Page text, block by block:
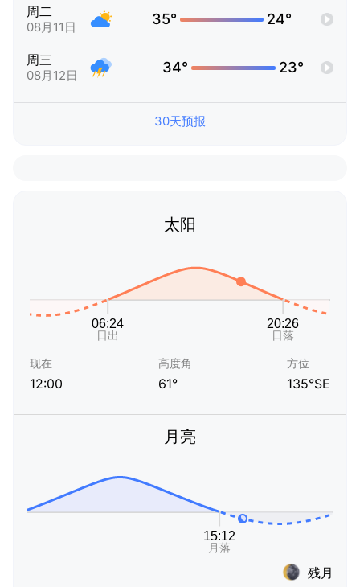
周二
08月11日 35° 24°
周三
08月12日 34° 23°
30天预报
太阳
现在
12:00
高度角
61°
方位
135°SE
月亮
残月